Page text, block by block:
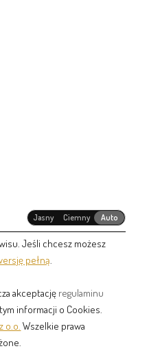
Jasny Ciemny Auto
Jeśli chcesz możesz
pełną
akceptację regulaminu
informacji o Cookies.
o.o. Wszelkie prawa